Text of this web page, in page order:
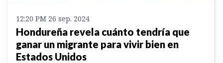
12:20 PM 26 sep. 2024
Hondureña revela cuánto tendría que
ganar un migrante para vivir bien en
Estados Unidos